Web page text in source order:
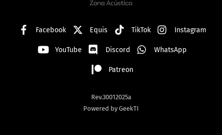
Facebook Equis TikTok Instagram
YouTube Discord WhatsApp
Patreon
Rev.30012025a
Powered by GeekTI